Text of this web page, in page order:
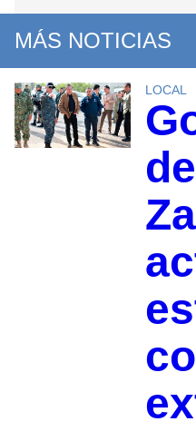
MÁS NOTICIAS
LOCAL
de